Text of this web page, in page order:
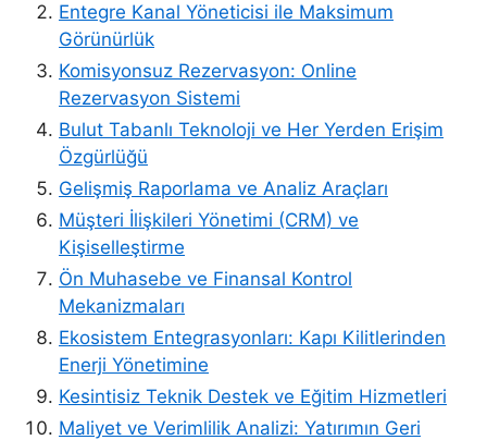
Entegre Kanal Yöneticisi ile Maksimum
Görünürlük
Komisyonsuz Rezervasyon: Online
Rezervasyon Sistemi
Bulut Tabanlı Teknoloji ve Her Yerden Erişim
Özgürlüğü
Gelişmiş Raporlama ve Analiz Araçları
Müşteri İlişkileri Yönetimi (CRM) ve
Kişiselleştirme
Ön Muhasebe ve Finansal Kontrol
Mekanizmaları
Ekosistem Entegrasyonları: Kapı Kilitlerinden
Enerji Yönetimine
Kesintisiz Teknik Destek ve Eğitim Hizmetleri
Maliyet ve Verimlilik Analizi: Yatırımın Geri